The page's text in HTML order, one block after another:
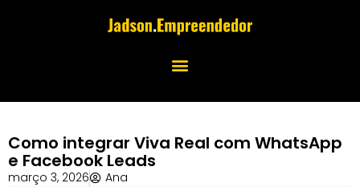
Como integrar Viva Real com WhatsApp
e Facebook Leads
março 3, 2026 Ana